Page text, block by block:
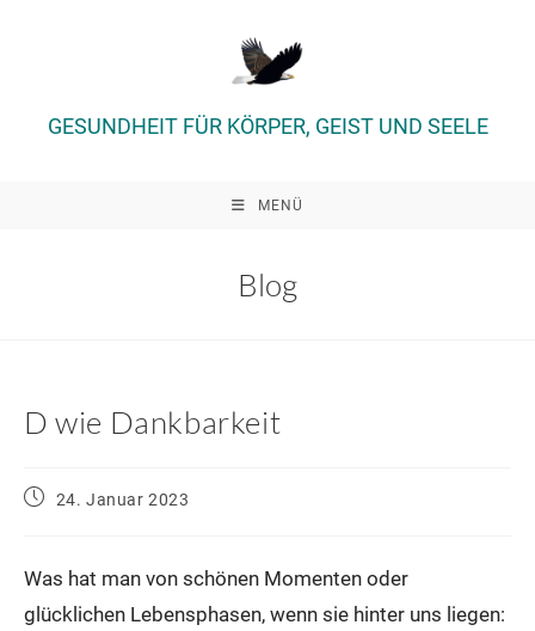
GESUNDHEIT FÜR KÖRPER, GEIST UND SEELE
MENÜ
Blog
D wie Dankbarkeit
Beitrag24. Januar 2023
Was hat man von schönen Momenten oder
glücklichen Lebensphasen, wenn sie hinter uns liegen: